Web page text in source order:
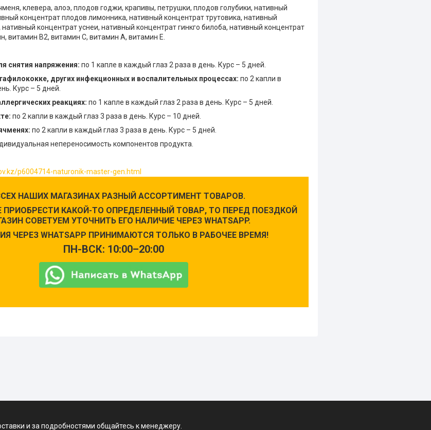
клевера, алоэ, плодов годжи, крапивы, петрушки, плодов голубики, нативный
концентрат плодов лимонника, нативный концентрат трутовика, нативный
концентрат уснеи, нативный концентрат гинкго билоба, нативный концентрат
витамин В2, витамин С, витамин А, витамин Е.
снятия напряжения: по 1 капле в каждый глаз 2 раза в день. Курс – 5 дней.
других инфекционных и воспалительных процессах: по 2 капли в
Курс – 5 дней.
реакциях: по 1 капле в каждый глаз 2 раза в день. Курс – 5 дней.
по 2 капли в каждый глаз 3 раза в день. Курс – 10 дней.
по 2 капли в каждый глаз 3 раза в день. Курс – 5 дней.
непереносимость компонентов продукта.
p6004714-naturonik-master-gen.html
НАШИХ МАГАЗИНАХ РАЗНЫЙ АССОРТИМЕНТ ТОВАРОВ.
ПРИОБРЕСТИ КАКОЙ-ТО ОПРЕДЕЛЕННЫЙ ТОВАР, ТО ПЕРЕД ПОЕЗДКОЙ
СОВЕТУЕМ УТОЧНИТЬ ЕГО НАЛИЧИЕ ЧЕРЕЗ WHATSAPP.
ЧЕРЕЗ WHATSAPP ПРИНИМАЮТСЯ ТОЛЬКО В РАБОЧЕЕ ВРЕМЯ!
ПН-ВСК: 10:00–20:00
и за подробностями общайтесь к менеджеру.